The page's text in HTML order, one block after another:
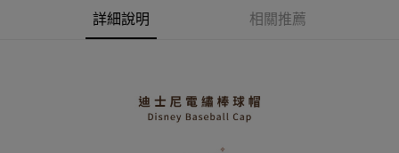
1.本服務由台灣大哥大提供，台灣大哥大用戶可立即使用無須另外申請。
2.付款方式選擇「大哥付你分期」，訂單成立後會自動跳轉到大哥付的交易
4.訂單成立30分鐘內，如未前往確認交易或遇審核未通過，訂單將自動取
消。如遇「轉專審核」未通過狀況，表示未達大哥付你分期系統評分，恕無
AFTEE先享後付
１．簡單：不需註冊會員、不需綁卡、不需儲值。
２．便利：只要手機號碼，簡訊認證，即可結帳。
詳細說明 相關推薦